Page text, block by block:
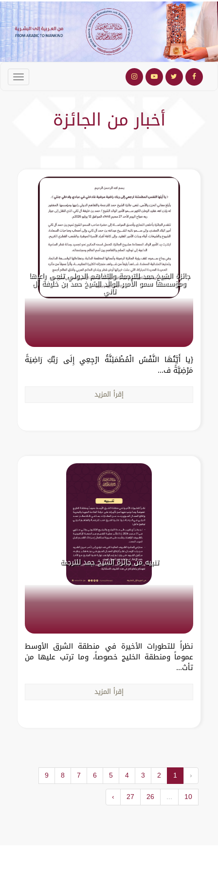
أخبار من الجائزة
جائزة الشيخ حمد للترجمة والتفاهم الدولي تنعى راعيها
ومؤسسها سمو الأمير الوالد الشيخ حمد بن خليفة آل
ثاني
{يا أَيَّتُهَا النَّفْسُ الْمُطْمَئِنَّةُ ارْجِعِي إِلَى رَبِّكِ رَاضِيَةً
مَرْضِيَّةً ف...
إقرأ المزيد
تنبيه من جائزة الشيخ حمد للترجمة
نظراً للتطورات الأخيرة في منطقة الشرق الأوسط
عموماً ومنطقة الخليج خصوصاً، وما ترتب عليها من
تأث...
إقرأ المزيد
‹
1
2
3
4
5
6
7
8
9
10
...
26
27
›